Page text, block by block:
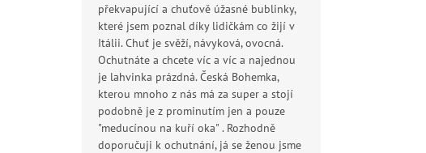
překvapující a chuťově úžasné bublinky,
které jsem poznal díky lidičkám co žijí v
Itálii. Chuť je svěží, návyková, ovocná.
Ochutnáte a chcete víc a víc a najednou
je lahvinka prázdná. Česká Bohemka,
kterou mnoho z nás má za super a stojí
podobně je z prominutím jen a pouze
"meducínou na kuří oka" . Rozhodně
doporučuji k ochutnání, já se ženou jsme